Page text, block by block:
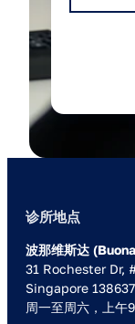
诊所地点
波那维斯达
31 Rochester Dr,
Singapore 138637
周一至周六，上午